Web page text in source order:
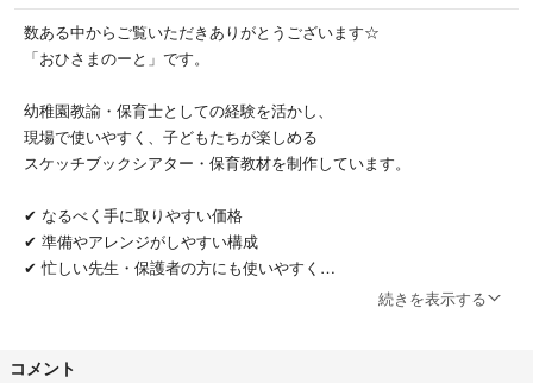
・自宅のプリンターを使用しています。
インクのムラ、擦れ、印刷時のローラー線が入る場合があります。
ん。
お急ぎの場合は速達対応も可能ですので、必ず事前にコメントでご相談
ください。
・丁寧に製作していますが、ハンドメイド品です。
ハンドメイドにご理解のある方のみお願いいたします。
・盗作・コピー販売・模倣販売は禁止しています。
数ある中からご覧いただきありがとうございます☆
「おひさまのーと」です。
幼稚園教諭・保育士としての経験を活かし、
現場で使いやすく、子どもたちが楽しめる
スケッチブックシアター・保育教材を制作しています。
✔ なるべく手に取りやすい価格
✔ 準備やアレンジがしやすい構成
✔ 忙しい先生・保護者の方にも使いやすく
⸻
続きを表示する
コメント